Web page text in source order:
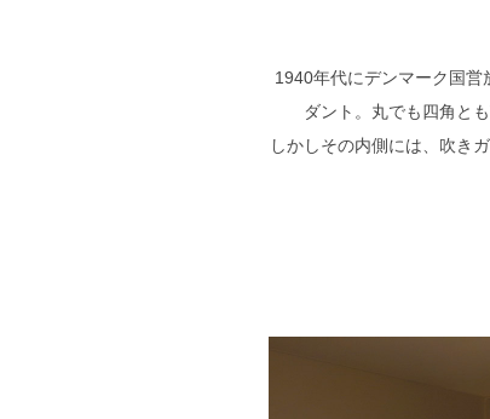
1940年代にデンマーク国
ダント。丸でも四角と
しかしその内側には、吹き